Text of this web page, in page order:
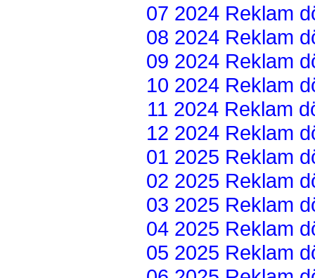
07 2024 Reklam
08 2024 Reklam
09 2024 Reklam
10 2024 Reklam
11 2024 Reklam
12 2024 Reklam
01 2025 Reklam
02 2025 Reklam
03 2025 Reklam
04 2025 Reklam
05 2025 Reklam